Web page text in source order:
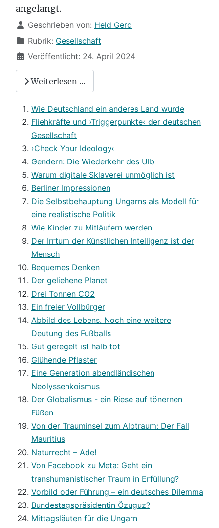
angelangt.
DetailsGeschrieben von: Held Gerd
Rubrik: Gesellschaft
Veröffentlicht: 24. April 2024
Weiterlesen …
Wie Deutschland ein anderes Land wurde
Fliehkräfte und ›Triggerpunkte‹ der deutschen
Gesellschaft
›Check Your Ideology‹
Gendern: Die Wiederkehr des Ulb
Warum digitale Sklaverei unmöglich ist
Berliner Impressionen
Die Selbstbehauptung Ungarns als Modell für
eine realistische Politik
Wie Kinder zu Mitläufern werden
Der Irrtum der Künstlichen Intelligenz ist der
Mensch
Bequemes Denken
Der geliehene Planet
Drei Tonnen CO2
Ein freier Vollbürger
Abbild des Lebens. Noch eine weitere
Deutung des Fußballs
Gut geregelt ist halb tot
Glühende Pflaster
Eine Generation abendländischen
Neolyssenkoismus
Der Globalismus - ein Riese auf tönernen
Füßen
Von der Trauminsel zum Albtraum: Der Fall
Mauritius
Naturrecht – Ade!
Von Facebook zu Meta: Geht ein
transhumanistischer Traum in Erfüllung?
Vorbild oder Führung – ein deutsches Dilemma
Bundestagspräsidentin Özuguz?
Mittagsläuten für die Ungarn